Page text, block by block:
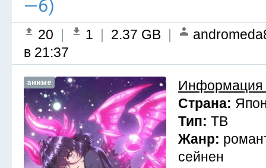
—6)
20 | 1 | 2.37 GB |
в 21:37
аниме
Информация
Страна:
Тип: ТВ
Жанр:
сейнен